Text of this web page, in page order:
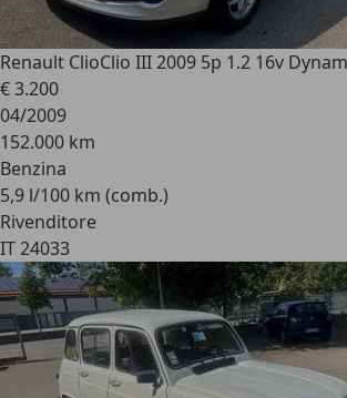
Renault ClioClio III 2009 5p 1.2 16v
€ 3.200
04/2009
152.000 km
Benzina
5,9 l/100 km (comb.)
Rivenditore
IT 24033